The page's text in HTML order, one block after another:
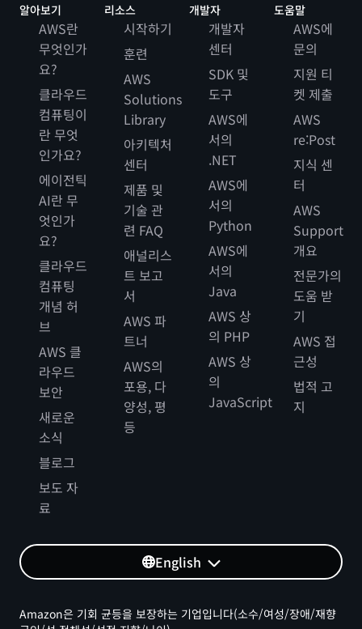
알아보기
AWS란
무엇인가
요?
클라우드
컴퓨팅이
란 무엇
인가요?
에이전틱
AI란 무
엇인가
요?
클라우드
컴퓨팅
개념 허
브
AWS 클
라우드
보안
새로운
소식
블로그
보도 자
료
리소스
시작하기
훈련
AWS
Solutions
Library
아키텍처
센터
제품 및
기술 관
련 FAQ
애널리스
트 보고
서
AWS 파
트너
AWS의
포용, 다
양성, 평
등
개발자
개발자
센터
SDK 및
도구
AWS에
서의
.NET
AWS에
서의
Python
AWS에
서의
Java
AWS 상
의 PHP
AWS 상
의
JavaScript
도움말
AWS에
문의
지원 티
켓 제출
AWS
re:Post
지식 센
터
AWS
Support
개요
전문가의
도움 받
기
AWS 접
근성
법적 고
지
English
Amazon은 기회 균등을 보장하는 기업입니다(소수/여성/장애/재향